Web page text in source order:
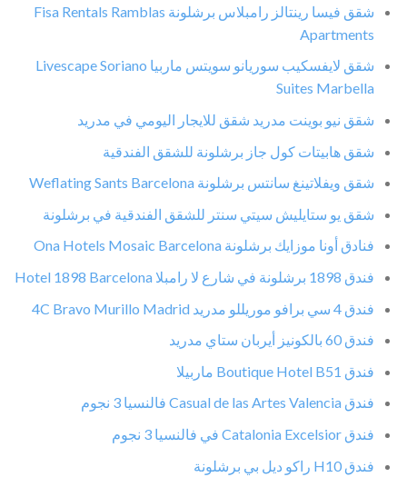
شقق فيسا رينتالز رامبلاس برشلونة Fisa Rentals Ramblas
Apartments
شقق لايفسكيب سوريانو سويتس ماربيا Livescape Soriano
Suites Marbella
شقق نيو بوينت مدريد شقق للايجار اليومي في مدريد
شقق هابيتات كول جاز برشلونة للشقق الفندقية
شقق ويفلاتينغ سانتس برشلونة Weflating Sants Barcelona
شقق يو ستايليش سيتي سنتر للشقق الفندقية في برشلونة
فنادق أونا موزايك برشلونة Ona Hotels Mosaic Barcelona
فندق 1898 برشلونة في شارع لا رامبلا Hotel 1898 Barcelona
فندق 4 سي برافو موريللو مدريد 4C Bravo Murillo Madrid
فندق 60 بالكونيز أيربان ستاي مدريد
فندق Boutique Hotel B51 ماربيلا
فندق Casual de las Artes Valencia فالنسيا 3 نجوم
فندق Catalonia Excelsior في فالنسيا 3 نجوم
فندق H10 راكو ديل بي برشلونة